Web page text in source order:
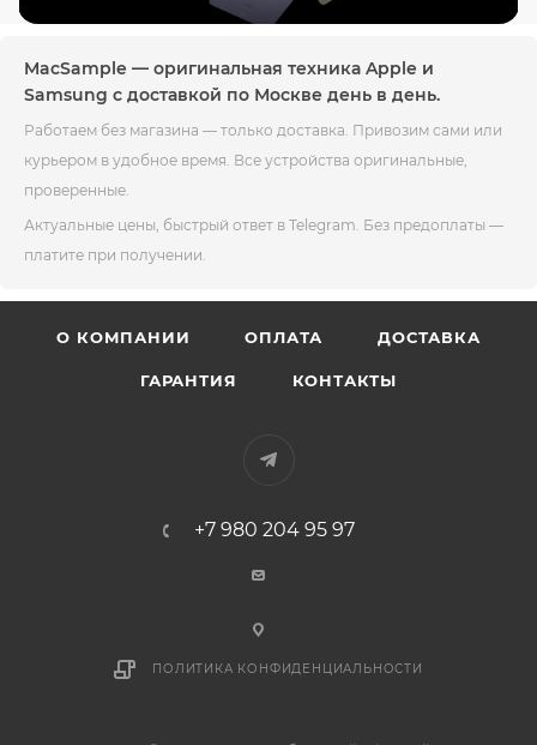
MacSample — оригинальная техника Apple и
Samsung с доставкой по Москве день в день.
Работаем без магазина — только доставка. Привозим сами или
курьером в удобное время. Все устройства оригинальные,
проверенные.
Актуальные цены, быстрый ответ в Telegram. Без предоплаты —
платите при получении.
О КОМПАНИИ ОПЛАТА ДОСТАВКА
ГАРАНТИЯ КОНТАКТЫ
+7 980 204 95 97
ПОЛИТИКА КОНФИДЕНЦИАЛЬНОСТИ